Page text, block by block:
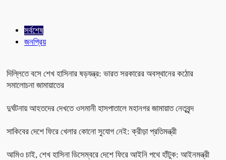
সর্বশেষ
জনপ্রিয়
দিল্লিতে বসে শেখ হাসিনার ষড়যন্ত্র: ভারত সরকারের অবস্থানের কঠোর
সমালোচনা জামায়াতের
দুর্ঘটনায় আহতদের দেখতে ওসমানী হাসপাতালে মহানগর জামায়াত নেতৃবৃন্দ
সাকিবের দেশে ফিরে খেলার কোনো সুযোগ নেই: ক্রীড়া প্রতিমন্ত্রী
আমিও চাই, শেখ হাসিনা ডিসেম্বরে দেশে ফিরে আইনি পথে হাঁটুক: আইনমন্ত্রী